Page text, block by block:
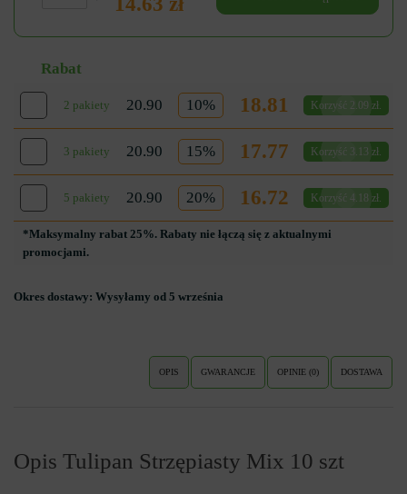
Rabat
2 pakiety 20.90 10% 18.81 Korzyść 2.09 zł.
3 pakiety 20.90 15% 17.77 Korzyść 3.13 zł.
5 pakiety 20.90 20% 16.72 Korzyść 4.18 zł.
*Maksymalny rabat 25%. Rabaty nie łączą się z aktualnymi
promocjami.
Okres dostawy: Wysyłamy od 5 września
OPIS GWARANCJE OPINIE (0) DOSTAWA
Opis Tulipan Strzępiasty Mix 10 szt